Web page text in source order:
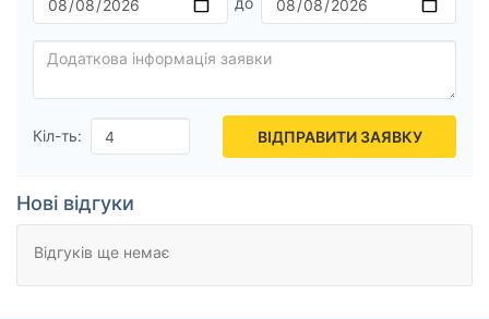
Кіл-ть: ВІДПРАВИТИ ЗАЯВКУ
Нові відгуки
Відгуків ще немає